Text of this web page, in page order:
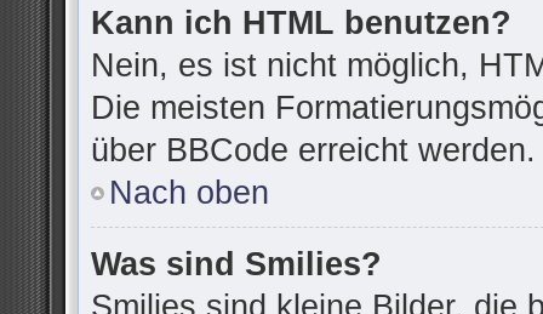
Kann ich HTML benutzen?
Nein, es ist nicht möglich,
Die meisten
über BBCode erreicht werden.
Nach oben
Was sind Smilies?
Smilies sind kleine Bilder, die